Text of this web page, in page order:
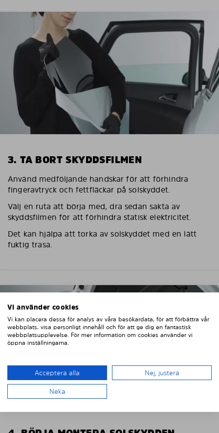
3. TA BORT SKYDDSFILMEN
Använd medföljande handskar för att förhindra
fingeravtryck och fettfläckar på solskyddet.
Välj en ruta att börja med, dra sedan sakta av
skyddsfilmen för att förhindra statisk elektricitet.
Det kan hjälpa att torka av solskyddet med en lätt
fuktig trasa.
Vi använder cookies
Vi kan placera dessa för analys av våra besökardata, för att förbättra vår
webbplats, visa personligt innehåll och för att ge dig en fantastisk
webbplatsupplevelse. För mer information om cookies använder vi
öppna inställningarna.
Acceptera alla Nej, justera
Neka